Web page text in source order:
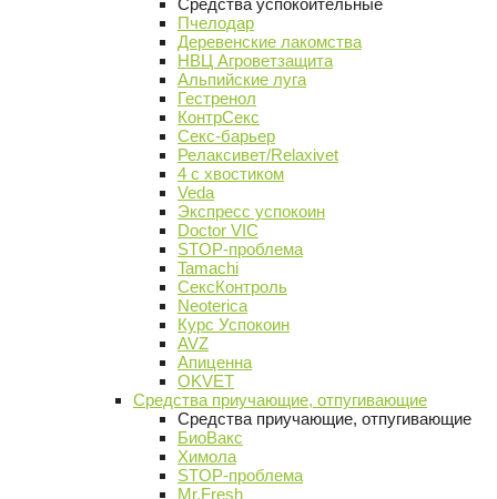
Средства успокоительные
Пчелодар
Деревенские лакомства
НВЦ Агроветзащита
Альпийские луга
Гестренол
КонтрСекс
Секс-барьер
Релаксивет/Relaxivet
4 с хвостиком
Veda
Экспресс успокоин
Doctor VIC
STOP-проблема
Tamachi
СексКонтроль
Neoterica
Курс Успокоин
AVZ
Апиценна
OKVET
Средства приучающие, отпугивающие
Средства приучающие, отпугивающие
БиоВакс
Химола
STOP-проблема
Mr.Fresh